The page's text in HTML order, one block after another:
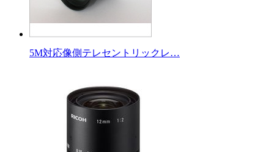
5M対応像側テレセントリックレ…